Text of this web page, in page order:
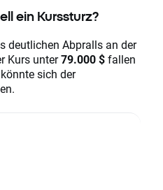
ein Kurssturz?
deutlichen Abpralls an der
Kurs unter79.000 $fallen
sich der